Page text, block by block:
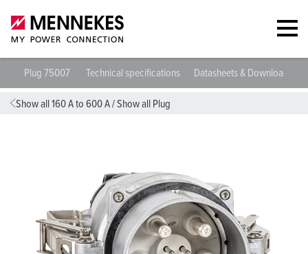
Plug 75007 Technical specifications Datasheets & Downloads
Show all 160 A to 600 A/Show all Plug